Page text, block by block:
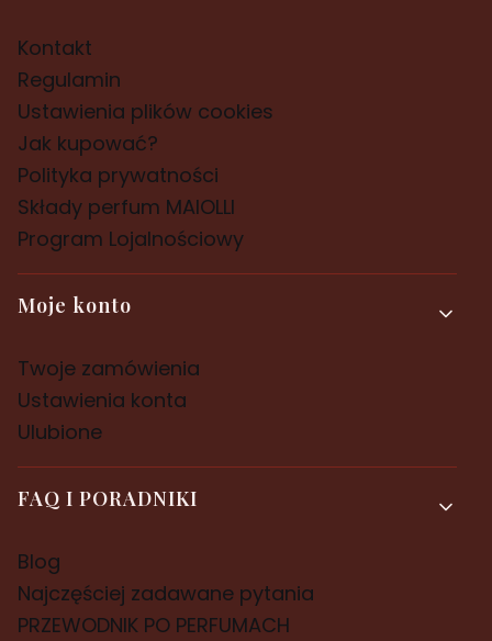
Kontakt
Regulamin
Ustawienia plików cookies
Jak kupować?
Polityka prywatności
Składy perfum MAIOLLI
Program Lojalnościowy
Moje konto
Twoje zamówienia
Ustawienia konta
Ulubione
FAQ I PORADNIKI
Blog
Najczęściej zadawane pytania
PRZEWODNIK PO PERFUMACH